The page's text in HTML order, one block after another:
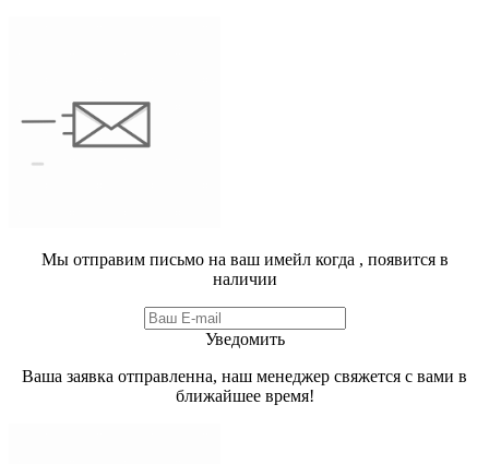
Мы отправим письмо на ваш имейл когда , появится в
наличии
Уведомить
Ваша заявка отправленна, наш менеджер свяжется с вами в
ближайшее время!